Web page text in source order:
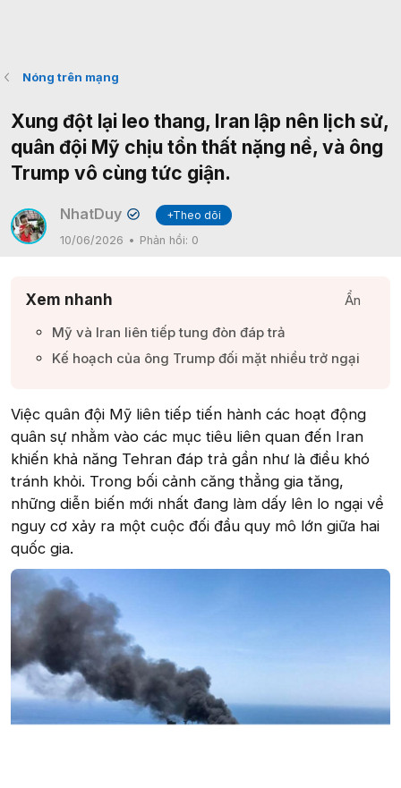
Nóng trên mạng
Xung đột lại leo thang, Iran lập nên lịch sử,
quân đội Mỹ chịu tổn thất nặng nề, và ông
Trump vô cùng tức giận.
NhatDuy ✔
+Theo dõi
10/06/2026
Phản hồi: 0
Xem nhanh
Ẩn
Mỹ và Iran liên tiếp tung đòn đáp trả​
Kế hoạch của ông Trump đối mặt nhiều trở ngại​
Việc quân đội Mỹ liên tiếp tiến hành các hoạt động
quân sự nhằm vào các mục tiêu liên quan đến Iran
khiến khả năng Tehran đáp trả gần như là điều khó
tránh khỏi. Trong bối cảnh căng thẳng gia tăng,
những diễn biến mới nhất đang làm dấy lên lo ngại về
nguy cơ xảy ra một cuộc đối đầu quy mô lớn giữa hai
quốc gia.